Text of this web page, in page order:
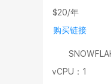
$20/年
购买链接
vCPU：1